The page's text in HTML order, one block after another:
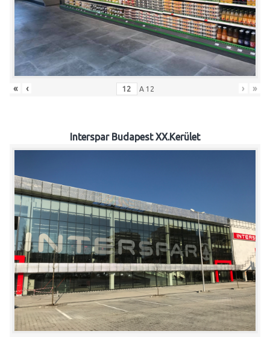
« ‹ A 12 › »
Interspar Budapest XX.Kerület